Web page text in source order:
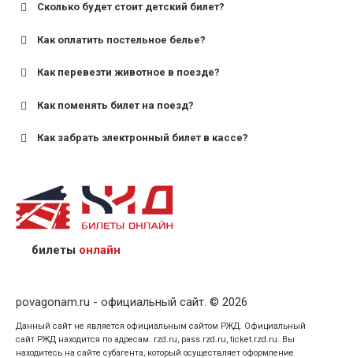
для поездов дальнего следования — от 10 лет и
для пригородных поездов — от 7 лет.
Сколько будет стоит детский билет?
Как оплатить постельное белье?
Как перевезти животное в поезде?
Как поменять билет на поезд?
Как забрать электронный билет в кассе?
назвав кассиру 14-значный номер заказа;
предъявив удостоверение личности пассажира, на
кого оформлен билет.
билеты онлайн
povagonam.ru - официальный сайт. © 2026
Данный сайт не является официальным сайтом РЖД. Официальный
сайт РЖД находится по адресам: rzd.ru, pass.rzd.ru, ticket.rzd.ru. Вы
находитесь на сайте субагента, который осуществляет оформление